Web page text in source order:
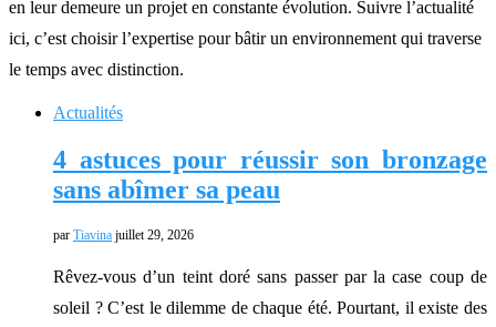
en leur demeure un projet en constante évolution. Suivre l’actualité
ici, c’est choisir l’expertise pour bâtir un environnement qui traverse
le temps avec distinction.
Actualités
4 astuces pour réussir son bronzage
sans abîmer sa peau
par Tiavina juillet 29, 2026
Rêvez-vous d’un teint doré sans passer par la case coup de
soleil ? C’est le dilemme de chaque été. Pourtant, il existe des